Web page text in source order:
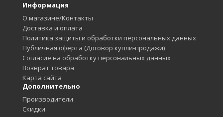
Информация
О магазине/Контакты
Доставка и оплата
Политика защиты и обработки персональных данных
Публичная оферта (Договор купли-продажи)
Согласие на обработку персональных данных
Возврат товара
Карта сайта
Дополнительно
Производители
Скидки